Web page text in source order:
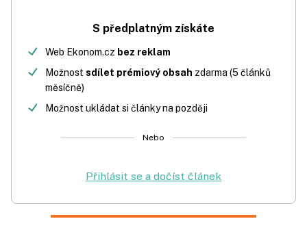
S předplatným získáte
Web Ekonom.cz bez reklam
Možnost sdílet prémiový obsah zdarma (5 článků
měsíčně)
Možnost ukládat si články na později
Nebo
Přihlásit se a dočíst článek